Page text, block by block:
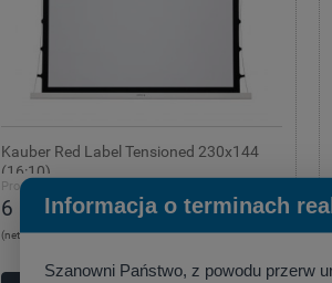
Kauber Red Label Tensioned 230x144
(16:10)
Producent:
6 830,00 zł
(netto:5 552,85 zł)
Informacja o terminach
Szanowni Państwo, z powodu przerw